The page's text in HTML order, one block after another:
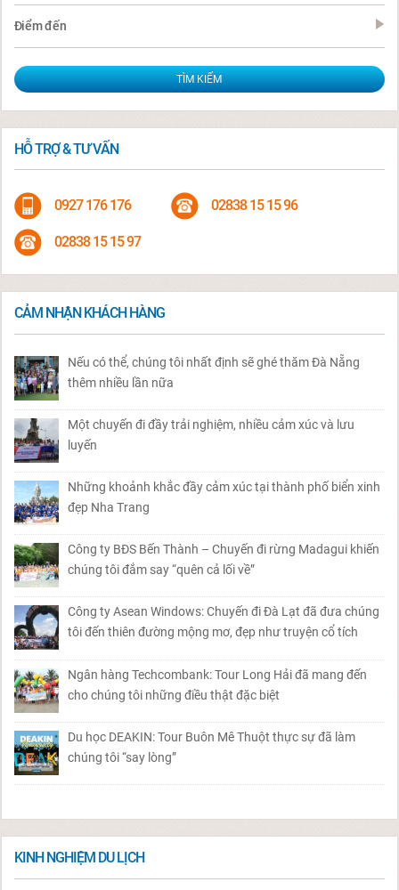
Điểm đến
HỖ TRỢ & TƯ VẤN
0927 176 176 02838 15 15 96
02838 15 15 97
CẢM NHẬN KHÁCH HÀNG
Nếu có thể, chúng tôi nhất định sẽ ghé thăm Đà Nẵng
thêm nhiều lần nữa
Một chuyến đi đầy trải nghiệm, nhiều cảm xúc và lưu
luyến
Những khoảnh khắc đầy cảm xúc tại thành phố biển xinh
đẹp Nha Trang
Công ty BĐS Bến Thành – Chuyến đi rừng Madagui khiến
chúng tôi đắm say “quên cả lối về”
Công ty Asean Windows: Chuyến đi Đà Lạt đã đưa chúng
tôi đến thiên đường mộng mơ, đẹp như truyện cổ tích
Ngân hàng Techcombank: Tour Long Hải đã mang đến
cho chúng tôi những điều thật đặc biệt
Du học DEAKIN: Tour Buôn Mê Thuột thực sự đã làm
chúng tôi “say lòng”
KINH NGHIỆM DU LỊCH